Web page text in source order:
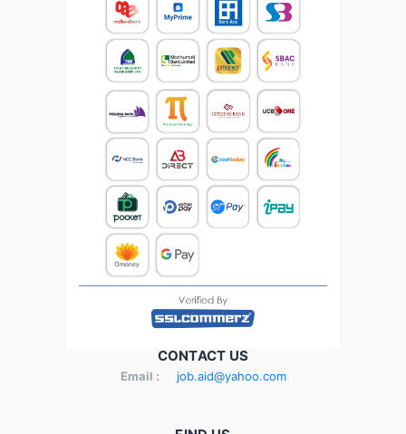
CONTACT US
Email : job.aid@yahoo.com